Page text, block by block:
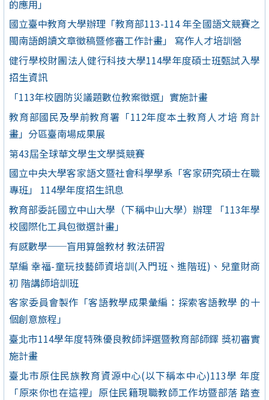
的應用」
國立臺中教育大學辦理「教育部113-114 年全國語文競賽之
閩南語朗讀文章徵稿暨修審工作計畫」 寫作人才培訓營
健行學校財團法人健行科技大學114學年度碩士班甄試入學
招生資訊
「113年校園防災議題數位教案徵選」實施計畫
教育部國民及學前教育署「112年度本土教育人才培 育計
畫」分區臺南場成果展
第43屆全球華文學生文學獎競賽
國立中央大學客家語文暨社會科學學系「客家研究碩士在職
專班」 114學年度招生訊息
教育部委託國立中山大學（下稱中山大學）辦理 「113年學
校國際化工具包徵選計畫」
有感數學──盲用算盤教材 教法研習
草編 幸福-童玩技藝師資培訓(入門班、進階班)、兒童財商
初 階講師培訓班
客家委員會製作「客語教學成果彙編：探索客語教學 的十
個創意旅程」
臺北市114學年度特殊優良教師評選暨教育部師鐸 獎初審實
施計畫
臺北市原住民族教育資源中心(以下稱本中心)113學 年度
「原來你也在這裡」原住民籍現職教師工作坊暨部落 踏查